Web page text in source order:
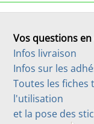
Vos questions en
Infos livraison
Infos sur les
Toutes les
l'utilisation
et la pose des